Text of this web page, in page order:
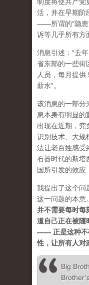
活，并在早期阶
——所谓的“隐患
诉等几乎所有方
消息引述：“去
省东部的一些街
人员，每月提
薪水”。
该消息的一部分
息本身有明显的
出现在近期，究
识别技术、大规
法让老百姓感受
石器时代的斯塔
国所引发的效应
我提出了这个问
这一问题的本意
并不需要每时每
道自己正在被随
—— 正是这种不
性，让所有人对
Big